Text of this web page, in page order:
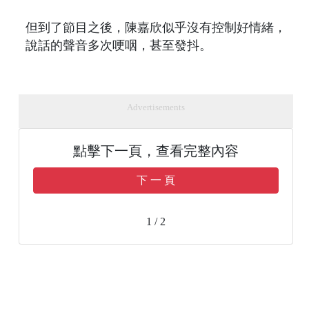
但到了節目之後，陳嘉欣似乎沒有控制好情緒，
說話的聲音多次哽咽，甚至發抖。
Advertisements
點擊下一頁，查看完整內容
下 一 頁
1 / 2